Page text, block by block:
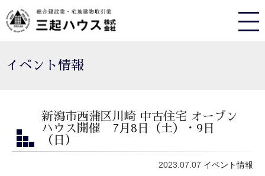
イベント情報
新潟市西蒲区川崎 中古住宅 オープン
ハウス開催 7月8日（土）・9日
（日）
2023.07.07 イベント情報